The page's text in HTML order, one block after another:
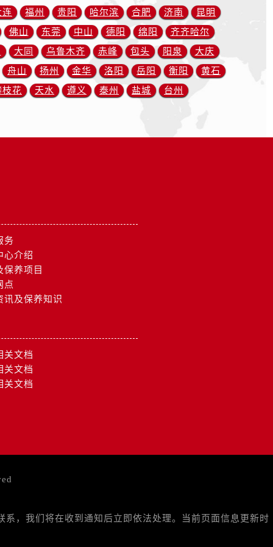
连 福州 贵阳 哈尔滨 合肥 济南
昆明
佛山
东莞 中山 德阳 绵阳
齐齐哈尔
大同 乌鲁木齐 赤峰 包头 阳泉
大庆
舟山
扬州 金华 洛阳 岳阳 衡阳
黄石
枝花
天水 遵义 泰州 盐城 台州
务
心介绍
保养项目
点
讯及保养知识
关文档
关文档
关文档
，我们将在收到通知后立即依法处理。当前页面信息更新时